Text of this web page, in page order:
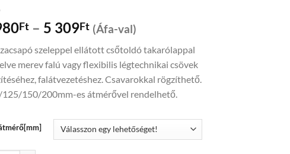
Ft – 5 309FtPrice
1
980Ft
through
5
(Áfa-val)
szeleppel ellátott csőtoldó takarólappal
merev falú vagy flexibilis légtechnikai csövek
falátvezetéshez. Csavarokkal rögzíthető.
125/150/200mm-es átmérővel rendelhető.